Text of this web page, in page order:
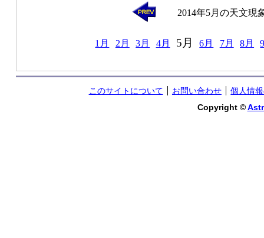
2014年5月の天文現
1月 2月 3月 4月 5月 6月 7月 8月
このサイトについて お問い合わせ
個人情
Copyright ©